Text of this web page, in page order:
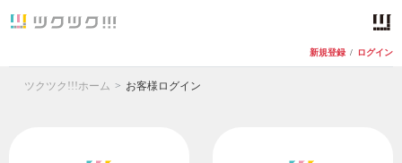
新規登録 / ログイン
ツクツク!!!ホーム お客様ログイン